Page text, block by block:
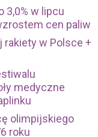
3,0% w lipcu
cen paliw
w Polsce +
medyczne
olimpijskiego
roku